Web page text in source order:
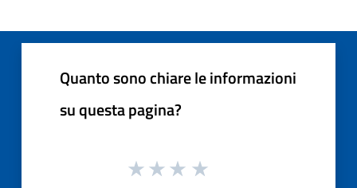
Quanto sono chiare le informazioni
su questa pagina?